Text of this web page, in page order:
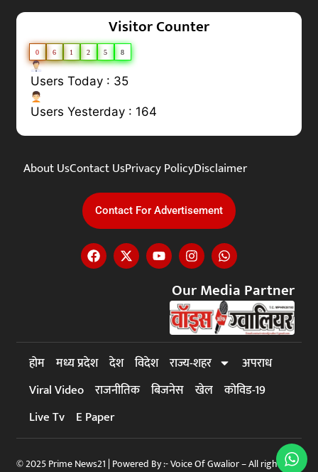
Visitor Counter
0 6 1 2 5 8
Users Today : 35
Users Yesterday : 164
About UsContact UsPrivacy PolicyDisclaimer
Contact For Advertisement
Our Media Partner
होम मध्य प्रदेश देश विदेश राज्य-शहर
अपराध
Viral Video राजनीतिक बिजनेस खेल कोविड-19
Live Tv
E Paper
© 2025 Prime News21 | Powered By :- Voice Of Gwalior – All rights